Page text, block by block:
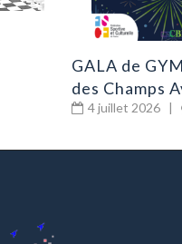
GALA de
des Champs
Sarelles 04
4 juillet 2026 |